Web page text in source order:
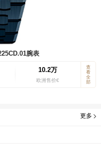
腕表
10.2万
欧洲售价€
查
看
全
部
更多